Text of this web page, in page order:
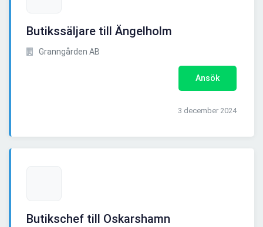
Butikssäljare till Ängelholm
Granngården AB
Ansök
3 december 2024
Butikschef till Oskarshamn